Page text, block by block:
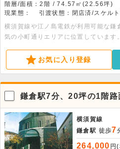
階層/面積：2階 / 74.57㎡(22.56坪)
現業態：
引渡状態：閉店済/スケル
横須賀線や江ノ島電鉄が利用可能な鎌
気の小町通りエリアに位置しています
です。人通りの賑わいが期待できる
お気軽にお問い合わせください。
お気に入り登録
鎌倉駅7分、20坪の1階路
横須賀線
鎌倉駅 徒歩7
264,000 円